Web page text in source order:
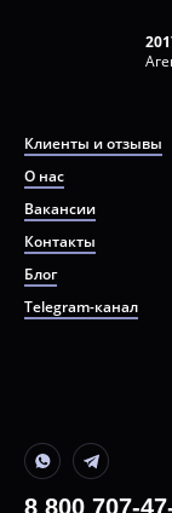
Клиенты и отзывы
О нас
Вакансии
Контакты
Блог
Telegram-канал
8 800 707-